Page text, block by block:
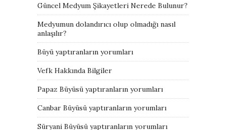
Güncel Medyum Şikayetleri Nerede Bulunur?
Medyumun dolandırıcı olup olmadığı nasıl
anlaşılır?
Büyü yaptıranların yorumları
Vefk Hakkında Bilgiler
Papaz Büyüsü yaptıranların yorumları
Canbar Büyüsü yaptıranların yorumları
Süryani Büyüsü yaptıranların yorumları